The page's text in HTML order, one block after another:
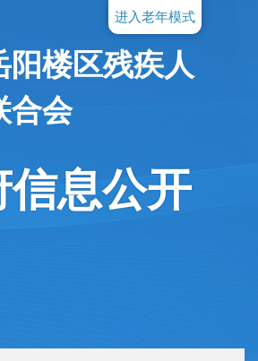
进入老年模式
阳楼区残疾人
合会
信息公开